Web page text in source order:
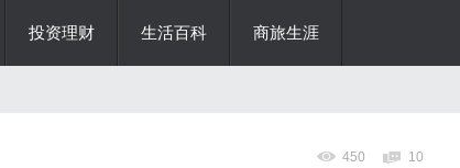
投资理财 生活百科 商旅生涯
450 10